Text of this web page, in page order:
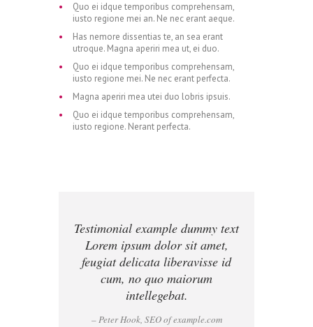
Quo ei idque temporibus comprehensam,
iusto regione mei an. Ne nec erant aeque.
Has nemore dissentias te, an sea erant
utroque. Magna aperiri mea ut, ei duo.
Quo ei idque temporibus comprehensam,
iusto regione mei. Ne nec erant perfecta.
Magna aperiri mea utei duo lobris ipsuis.
Quo ei idque temporibus comprehensam,
iusto regione. Nerant perfecta.
Testimonial example dummy text
Lorem ipsum dolor sit amet,
feugiat delicata liberavisse id
cum, no quo maiorum
intellegebat.
– Peter Hook, SEO of example.com
0
2
3
1
2
0
1
3
4